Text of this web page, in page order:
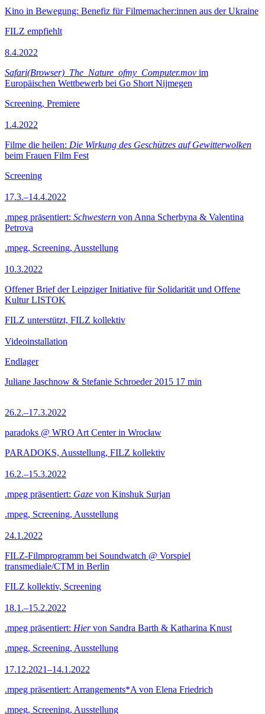
Kino in Bewegung: Benefiz für Filmemacher:innen aus der Ukraine
FILZ empfiehlt
8.4.2022
Safari(Browser)_The_Nature_ofmy_Computer.mov im
Europäischen Wettbewerb bei Go Short Nijmegen
Screening, Premiere
1.4.2022
Filme die heilen: Die Wirkung des Geschützes auf Gewitterwolken
beim Frauen Film Fest
Screening
17.3.–14.4.2022
.mpeg präsentiert: Schwestern von Anna Scherbyna & Valentina
Petrova
.mpeg, Screening, Ausstellung
10.3.2022
Offener Brief der Leipziger Initiative für Solidarität und Offene
Kultur LISTOK
FILZ unterstützt, FILZ kollektiv
Videoinstallation
Endlager
Juliane Jaschnow & Stefanie Schroeder 2015 17 min
26.2.–17.3.2022
paradoks @ WRO Art Center in Wrocław
PARADOKS, Ausstellung, FILZ kollektiv
16.2.–15.3.2022
.mpeg präsentiert: Gaze von Kinshuk Surjan
.mpeg, Screening, Ausstellung
24.1.2022
FILZ-Filmprogramm bei Soundwatch @ Vorspiel
transmediale/CTM in Berlin
FILZ kollektiv, Screening
18.1.–15.2.2022
.mpeg präsentiert: Hiervon Sandra Barth & Katharina Knust
.mpeg, Screening, Ausstellung
17.12.2021–14.1.2022
.mpeg präsentiert: Arrangements*A von Elena Friedrich
.mpeg, Screening, Ausstellung